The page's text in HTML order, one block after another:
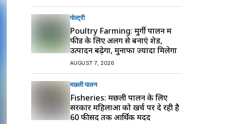
पोल्ट्री
Poultry Farming: मुर्गी पालन में
फीड के लिए अलग से बनाएं शेड,
उत्पादन बढ़ेगा, मुनाफा ज्यादा मिलेगा
AUGUST 7, 2026
मछली पालन
Fisheries: मछली पालन के लिए
सरकार महिलाओं को खर्च पर दे रही है
60 फीसद तक आर्थिक मदद